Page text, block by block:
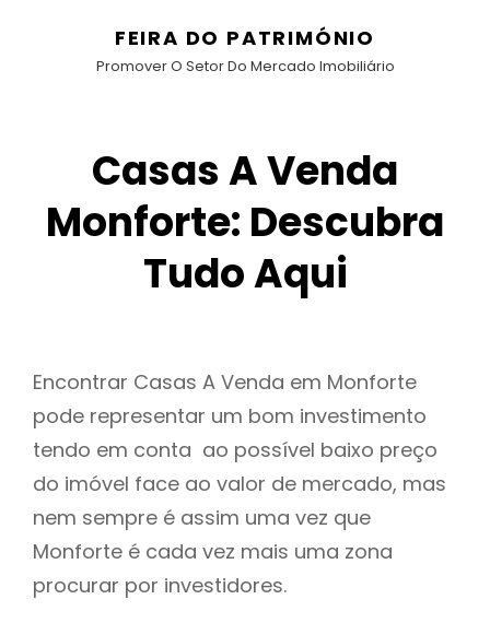
FEIRA DO PATRIMÓNIO
Promover O Setor Do Mercado Imobiliário
Casas A Venda
Monforte: Descubra
Tudo Aqui
Encontrar Casas A Venda em Monforte
pode representar um bom investimento
tendo em conta ao possível baixo preço
do imóvel face ao valor de mercado, mas
nem sempre é assim uma vez que
Monforte é cada vez mais uma zona
procurar por investidores.